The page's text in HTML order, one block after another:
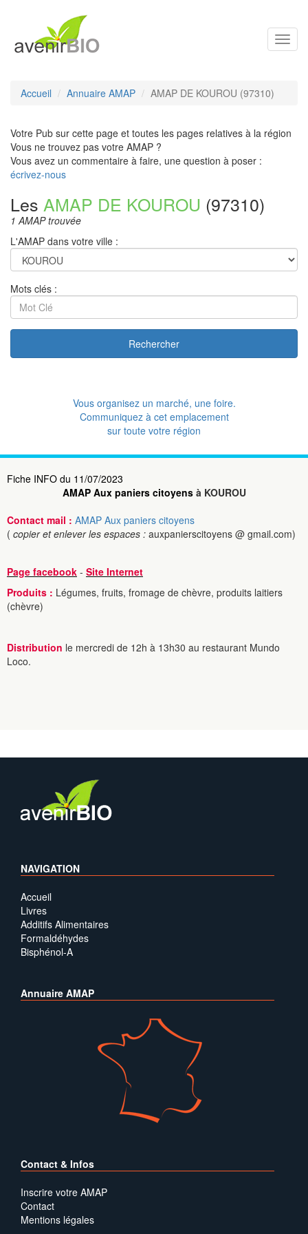
Accueil Annuaire AMAP AMAP DE KOUROU (97310)
Votre Pub sur cette page et toutes les pages relatives à la région
Vous ne trouvez pas votre AMAP ?
Vous avez un commentaire à faire, une question à poser :
écrivez-nous
Les AMAP DE KOUROU (97310)
1 AMAP trouvée
L'AMAP dans votre ville :
Mots clés :
Rechercher
Vous organisez un marché, une foire.
Communiquez à cet emplacement
sur toute votre région
Fiche INFO du 11/07/2023
AMAP Aux paniers citoyensà KOUROU
Contact mail : AMAP Aux paniers citoyens
( copier et enlever les espaces : auxpanierscitoyens @ gmail.com)
Page facebook - Site Internet
Produits : Légumes, fruits, fromage de chèvre, produits laitiers
(chèvre)
Distribution le mercredi de 12h à 13h30 au restaurant Mundo
Loco.
NAVIGATION
Accueil
Livres
Additifs Alimentaires
Formaldéhydes
Bisphénol-A
Annuaire AMAP
Contact & Infos
Inscrire votre AMAP
Contact
Mentions légales